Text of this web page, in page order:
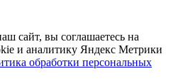
сайт, вы соглашаетесь на
и аналитику Яндекс Метрики
обработки персональных